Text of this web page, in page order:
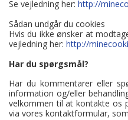
Se vejledning her: http://
Sådan undgår du cookies
Hvis du ikke ønsker at
vejledning her: http://
Har du spørgsmål?
Har du kommentarer eller
information og/eller
velkommen til at kontakte os
via vores kontaktformular,